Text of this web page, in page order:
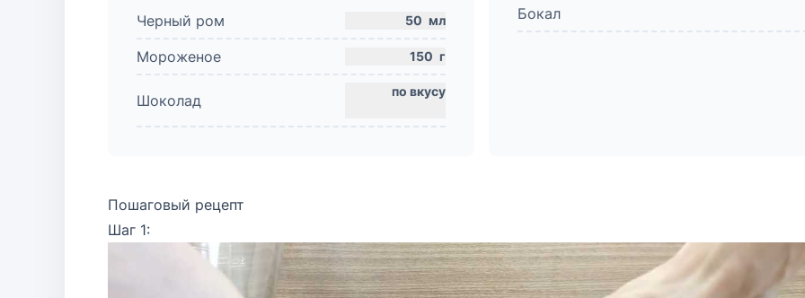
Черный ром 50 мл
Мороженое 150 г
Шоколад
Бокал
Пошаговый рецепт
Шаг 1: